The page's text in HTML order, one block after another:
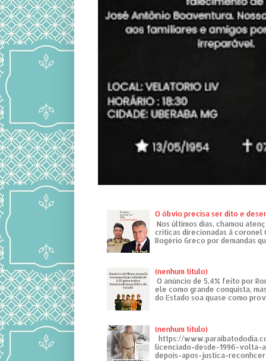
O óbvio precisa ser dito e
Nos últimos dias, chamou
críticas direcionadas à coronel
Rogério Greco por demandas
(nenhum título)
O anúncio de 5,4% feito por
ele como grande conquista,
do Estado soa quase como
(nenhum título)
https://
licenciado-desde-1996-volta-
depois-apos-justica-